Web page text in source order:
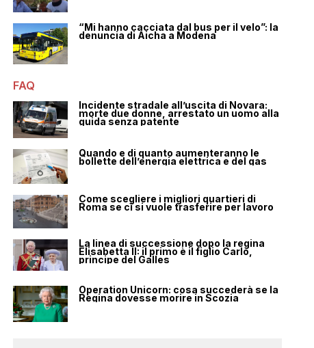
“Mi hanno cacciata dal bus per il velo”: la
denuncia di Aicha a Modena
FAQ
Incidente stradale all’uscita di Novara:
morte due donne, arrestato un uomo alla
guida senza patente
Quando e di quanto aumenteranno le
bollette dell’energia elettrica e del gas
Come scegliere i migliori quartieri di
Roma se ci si vuole trasferire per lavoro
La linea di successione dopo la regina
Elisabetta II: il primo è il figlio Carlo,
principe del Galles
Operation Unicorn: cosa succederà se la
Regina dovesse morire in Scozia